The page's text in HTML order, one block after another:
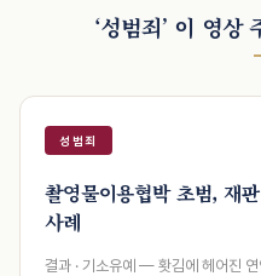
‘성범죄’ 이 영상
성범죄
촬영물이용협박 초범, 재
사례
결과 · 기소유예 — 홧김에 헤어진